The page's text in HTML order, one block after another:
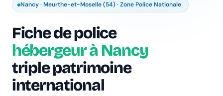
Nancy · Meurthe-et-Moselle (54) · Zone Police Nationale
Fiche de police
hébergeur à Nancy
triple patrimoine
international